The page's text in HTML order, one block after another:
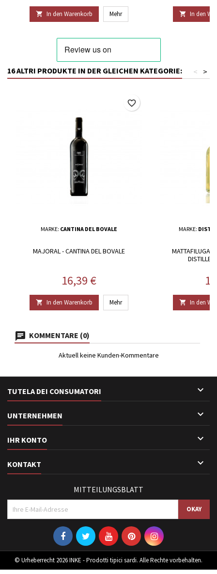
 In den Warenkorb Mehr  In den
16 ALTRI PRODUKTE IN DER GLEICHEN KATEGORIE: >
<
MARKE: CANTINA DEL BOVALE
MAJORAL - CANTINA DEL BOVALE
Preis
16,39 €
 In den Warenkorb Mehr
favorite_border
MARKE:
MATTAFILUGA,
 In den
KOMMENTARE (0)
Aktuell keine Kunden-Kommentare
TUTELA DEI CONSUMATORI 
UNTERNEHMEN 
IHR KONTO 
KONTAKT 
MITTEILUNGSBLATT
© Urheberrecht 2026 INKE - Prodotti tipici sardi. Alle Rechte vorbehalten.